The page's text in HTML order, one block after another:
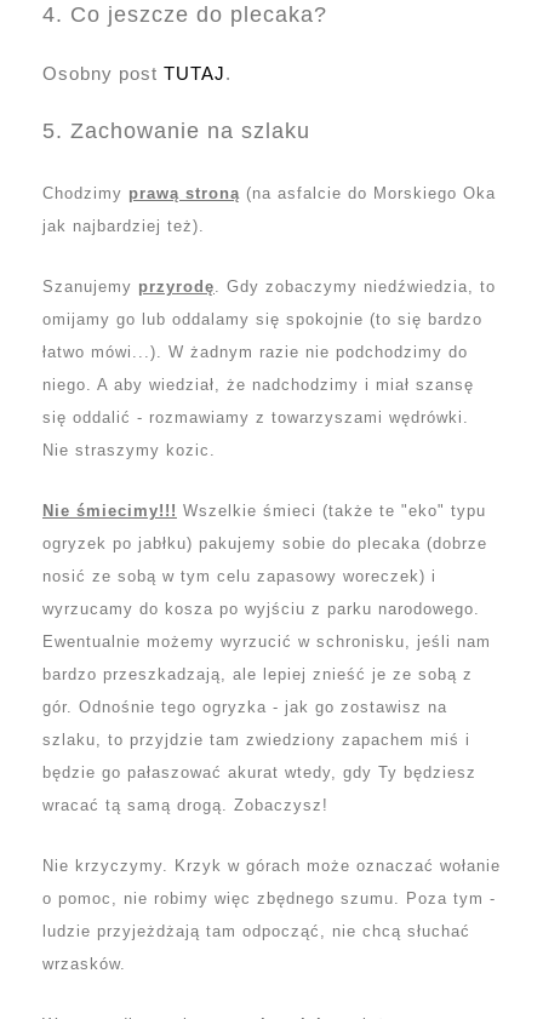
4. Co jeszcze do plecaka?
Osobny post TUTAJ.
5. Zachowanie na szlaku
Chodzimy prawą stroną (na asfalcie do Morskiego Oka
jak najbardziej też).
Szanujemy przyrodę . Gdy zobaczymy niedźwiedzia, to
omijamy go lub oddalamy się spokojnie (to się bardzo
łatwo mówi...). W żadnym razie nie podchodzimy do
niego. A aby wiedział, że nadchodzimy i miał szansę
się oddalić - rozmawiamy z towarzyszami wędrówki.
Nie straszymy kozic.
Nie śmiecimy!!! Wszelkie śmieci (także te "eko" typu
ogryzek po jabłku) pakujemy sobie do plecaka (dobrze
nosić ze sobą w tym celu zapasowy woreczek) i
wyrzucamy do kosza po wyjściu z parku narodowego.
Ewentualnie możemy wyrzucić w schronisku, jeśli nam
bardzo przeszkadzają, ale lepiej znieść je ze sobą z
gór. Odnośnie tego ogryzka - jak go zostawisz na
szlaku, to przyjdzie tam zwiedziony zapachem miś i
będzie go pałaszować akurat wtedy, gdy Ty będziesz
wracać tą samą drogą. Zobaczysz!
Nie krzyczymy. Krzyk w górach może oznaczać wołanie
o pomoc, nie robimy więc zbędnego szumu. Poza tym -
ludzie przyjeżdżają tam odpocząć, nie chcą słuchać
wrzasków.